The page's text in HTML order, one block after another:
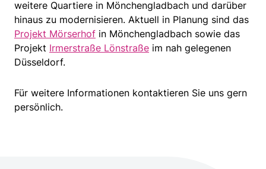
weitere Quartiere in Mönchengladbach und darüber
hinaus zu modernisieren. Aktuell in Planung sind das
Projekt Mörserhof in Mönchengladbach sowie das
Projekt Irmerstraße Lönstraße im nah gelegenen
Düsseldorf.
Für weitere Informationen kontaktieren Sie uns gern
persönlich.